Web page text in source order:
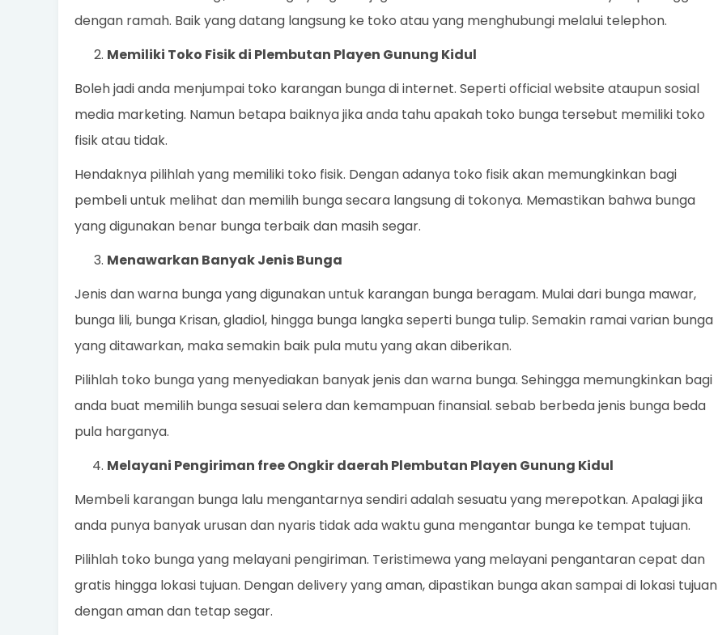
dengan ramah. Baik yang datang langsung ke toko atau yang menghubungi melalui telephon.
Memiliki Toko Fisik di Plembutan Playen Gunung Kidul
Boleh jadi anda menjumpai toko karangan bunga di internet. Seperti official website ataupun sosial
media marketing. Namun betapa baiknya jika anda tahu apakah toko bunga tersebut memiliki toko
fisik atau tidak.
Hendaknya pilihlah yang memiliki toko fisik. Dengan adanya toko fisik akan memungkinkan bagi
pembeli untuk melihat dan memilih bunga secara langsung di tokonya. Memastikan bahwa bunga
yang digunakan benar bunga terbaik dan masih segar.
Menawarkan Banyak Jenis Bunga
Jenis dan warna bunga yang digunakan untuk karangan bunga beragam. Mulai dari bunga mawar,
bunga lili, bunga Krisan, gladiol, hingga bunga langka seperti bunga tulip. Semakin ramai varian bunga
yang ditawarkan, maka semakin baik pula mutu yang akan diberikan.
Pilihlah toko bunga yang menyediakan banyak jenis dan warna bunga. Sehingga memungkinkan bagi
anda buat memilih bunga sesuai selera dan kemampuan finansial. sebab berbeda jenis bunga beda
pula harganya.
Melayani Pengiriman free Ongkir daerah Plembutan Playen Gunung Kidul
Membeli karangan bunga lalu mengantarnya sendiri adalah sesuatu yang merepotkan. Apalagi jika
anda punya banyak urusan dan nyaris tidak ada waktu guna mengantar bunga ke tempat tujuan.
Pilihlah toko bunga yang melayani pengiriman. Teristimewa yang melayani pengantaran cepat dan
gratis hingga lokasi tujuan. Dengan delivery yang aman, dipastikan bunga akan sampai di lokasi tujuan
dengan aman dan tetap segar.